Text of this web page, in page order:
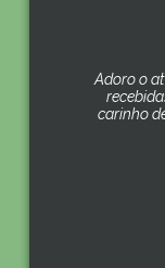
Adoro o
carinho